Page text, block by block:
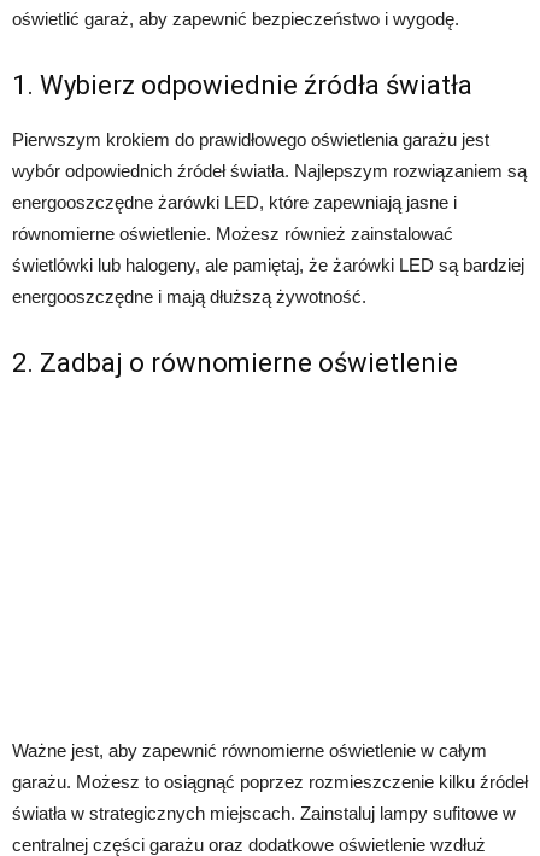
oświetlić garaż, aby zapewnić bezpieczeństwo i wygodę.
1. Wybierz odpowiednie źródła światła
Pierwszym krokiem do prawidłowego oświetlenia garażu jest
wybór odpowiednich źródeł światła. Najlepszym rozwiązaniem są
energooszczędne żarówki LED, które zapewniają jasne i
równomierne oświetlenie. Możesz również zainstalować
świetlówki lub halogeny, ale pamiętaj, że żarówki LED są bardziej
energooszczędne i mają dłuższą żywotność.
2. Zadbaj o równomierne oświetlenie
Ważne jest, aby zapewnić równomierne oświetlenie w całym
garażu. Możesz to osiągnąć poprzez rozmieszczenie kilku źródeł
światła w strategicznych miejscach. Zainstaluj lampy sufitowe w
centralnej części garażu oraz dodatkowe oświetlenie wzdłuż